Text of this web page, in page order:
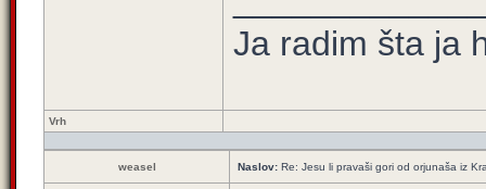
Ja radim šta ja
Vrh
weasel Naslov: Re: Jesu li pravaši gori od orjunaša iz